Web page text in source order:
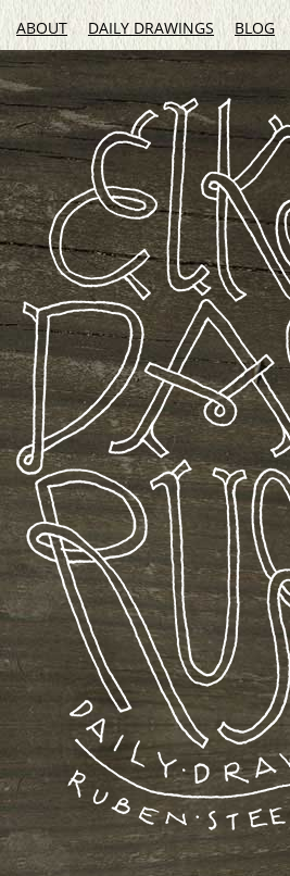
ABOUT DAILY DRAWINGS BLOG